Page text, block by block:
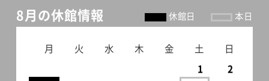
8月の休館情報 休館日 本日
月 火 水 木 金 土 日
1
2